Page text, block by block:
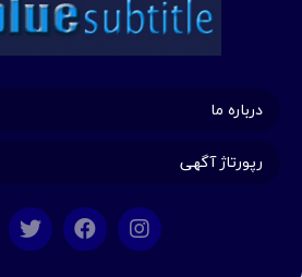
درباره ما
رپورتاژ آگهی